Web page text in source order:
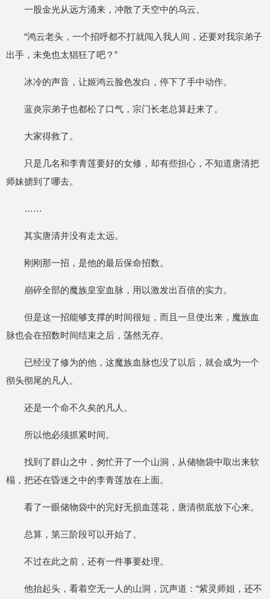
一股金光从远方涌来，冲散了天空中的乌云。
“鸿云老头，一个招呼都不打就闯入我人间，还要对我宗弟子
出手，未免也太猖狂了吧？”
冰冷的声音，让姬鸿云脸色发白，停下了手中动作。
蓝炎宗弟子也都松了口气，宗门长老总算赶来了。
大家得救了。
只是几名和李青莲要好的女修，却有些担心，不知道唐清把
师妹掳到了哪去。
……
其实唐清并没有走太远。
刚刚那一招，是他的最后保命招数。
崩碎全部的魔族皇室血脉，用以激发出百倍的实力。
但是这一招能够支撑的时间很短，而且一旦使出来，魔族血
脉也会在招数时间结束之后，荡然无存。
已经没了修为的他，这魔族血脉也没了以后，就会成为一个
彻头彻尾的凡人。
还是一个命不久矣的凡人。
所以他必须抓紧时间。
找到了群山之中，匆忙开了一个山洞，从储物袋中取出来软
榻，把还在昏迷之中的李青莲放在上面。
看了一眼储物袋中的完好无损血莲花，唐清彻底放下心来。
总算，第三阶段可以开始了。
不过在此之前，还有一件事要处理。
他抬起头，看着空无一人的山洞，沉声道：“紫灵师姐，还不